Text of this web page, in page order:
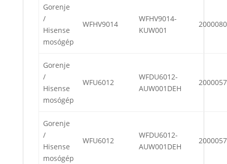
Gorenje
/
Hisense
mosógép
WFHV9014
WFHV9014-
KUW001
Gorenje
/
Hisense
mosógép
WFU6012
WFDU6012-
AUW001DEH
Gorenje
/
Hisense
mosógép
WFU6012
WFDU6012-
AUW001DEH